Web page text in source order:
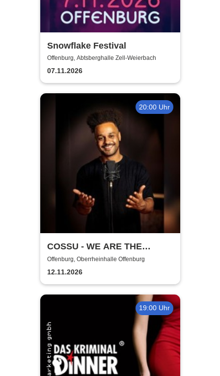
Snowflake Festival
Offenburg, Abtsberghalle Zell-Weierbach
07.11.2026
20:00 Uhr
COSSU - WE ARE THE
GERMANS - Stand-Up
Comedy
Offenburg, Oberrheinhalle Offenburg
12.11.2026
19:00 Uhr